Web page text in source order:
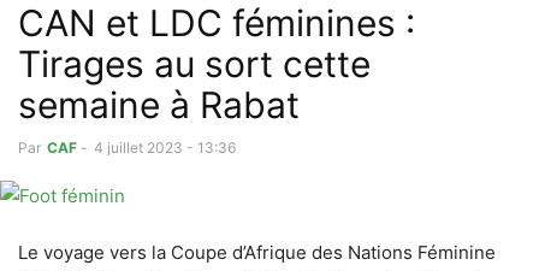
CAN et LDC féminines :
Tirages au sort cette
semaine à Rabat
Par CAF - 4 juillet 2023 - 13:36
Le voyage vers la Coupe d’Afrique des Nations Féminine